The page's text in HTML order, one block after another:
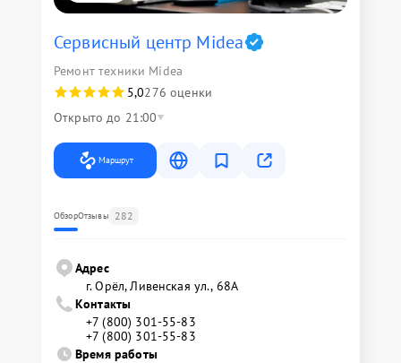
Сервисный центр Midea
Ремонт техники Midea
5,0276 оценки
Открыто до 21:00
Маршрут
ОбзорОтзывы 282
Адрес
г. Орёл, Ливенская ул., 68А
Контакты
+7 (800) 301-55-83
+7 (800) 301-55-83
Время работы